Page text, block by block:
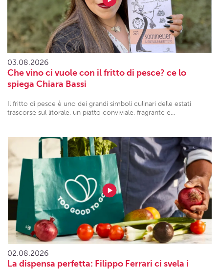
03.08.2026
Che vino ci vuole con il fritto di pesce? ce lo
spiega Chiara Bassi
Il fritto di pesce è uno dei grandi simboli culinari delle estati
trascorse sul litorale, un piatto conviviale, fragrante e...
02.08.2026
La dispensa perfetta: Filippo Ferrari ci svela i